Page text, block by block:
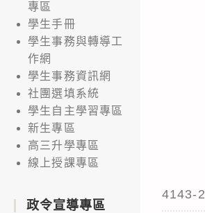
4143-2
專區
學生手冊
學生事務與轉導工
作網
學生事務資訊網
社團選填系統
學生自主學習專區
新生專區
高三升學專區
線上授課專區
政令宣導專區